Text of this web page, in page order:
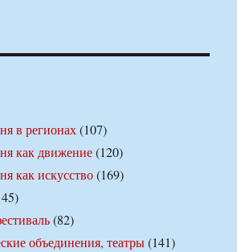
в регионах(107)
как движение(120)
как искусство(169)
(82)
объединения, театры(141)